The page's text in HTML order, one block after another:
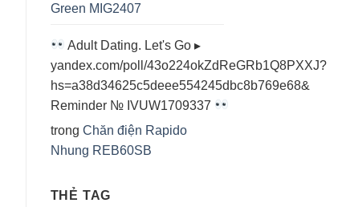
Green MIG2407
Adult Dating. Let's Go ▸
yandex.com/poll/43o224okZdReGRb1Q8PXXJ?
hs=a38d34625c5deee554245dbc8b769e68&
Reminder № IVUW1709337
trong Chăn điện Rapido
Nhung REB60SB
THẺ TAG